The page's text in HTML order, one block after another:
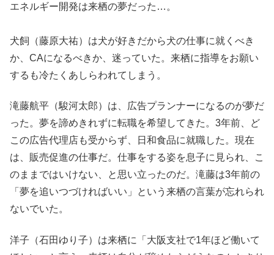
エネルギー開発は来栖の夢だった…。
犬飼（藤原大祐）は犬が好きだから犬の仕事に就くべき
か、CAになるべきか、迷っていた。来栖に指導をお願い
するも冷たくあしらわれてしまう。
滝藤航平（駿河太郎）は、広告プランナーになるのが夢だ
った。夢を諦めきれずに転職を希望してきた。3年前、ど
この広告代理店も受からず、日和食品に就職した。現在
は、販売促進の仕事だ。仕事をする姿を息子に見られ、こ
のままではいけない、と思い立ったのだ。滝藤は3年前の
「夢を追いつづければいい」という来栖の言葉が忘れられ
ないでいた。
洋子（石田ゆり子）は来栖に「大阪支社で1年ほど働いて